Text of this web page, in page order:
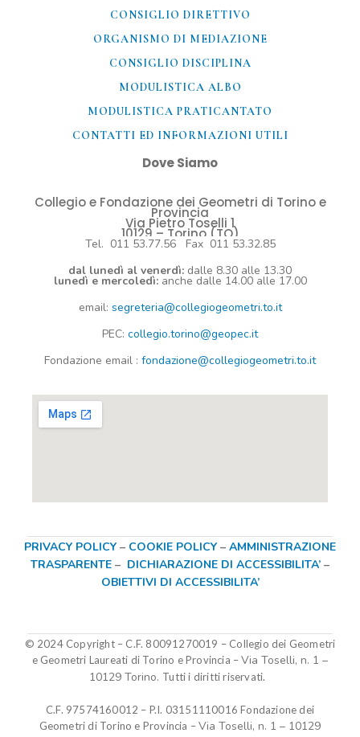
CONSIGLIO DIRETTIVO
ORGANISMO DI MEDIAZIONE
CONSIGLIO DISCIPLINA
MODULISTICA ALBO
MODULISTICA PRATICANTATO
CONTATTI ED INFORMAZIONI UTILI​
Dove Siamo
Collegio e Fondazione dei Geometri di Torino e
Provincia
Via Pietro Toselli 1
10129 – Torino (TO)
Tel. 011 53.77.56 Fax 011 53.32.85
dal lunedì al venerdì: dalle 8.30 alle 13.30
lunedì e mercoledì: anche dalle 14.00 alle 17.00
email: segreteria@collegiogeometri.to.it
PEC: collegio.torino@geopec.it
Fondazione email : fondazione@collegiogeometri.to.it
PRIVACY POLICY – COOKIE POLICY – AMMINISTRAZIONE
TRASPARENTE – DICHIARAZIONE DI ACCESSIBILITA’ –
OBIETTIVI DI ACCESSIBILITA’
© 2024 Copyright – C.F. 80091270019 – Collegio dei Geometri
e Geometri Laureati di Torino e Provincia –Via Toselli, n. 1 –
10129 Torino. Tutti i diritti riservati.
C.F. 97574160012 – P.I. 03151110016Fondazione dei
Geometri di Torino e Provincia –Via Toselli, n. 1 – 10129